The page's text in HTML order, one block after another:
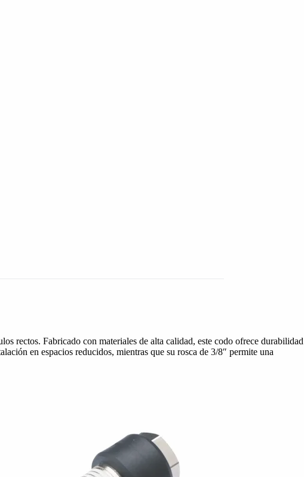
rectos. Fabricado con materiales de alta calidad, este codo ofrece durabilidad
en espacios reducidos, mientras que su rosca de 3/8″ permite una